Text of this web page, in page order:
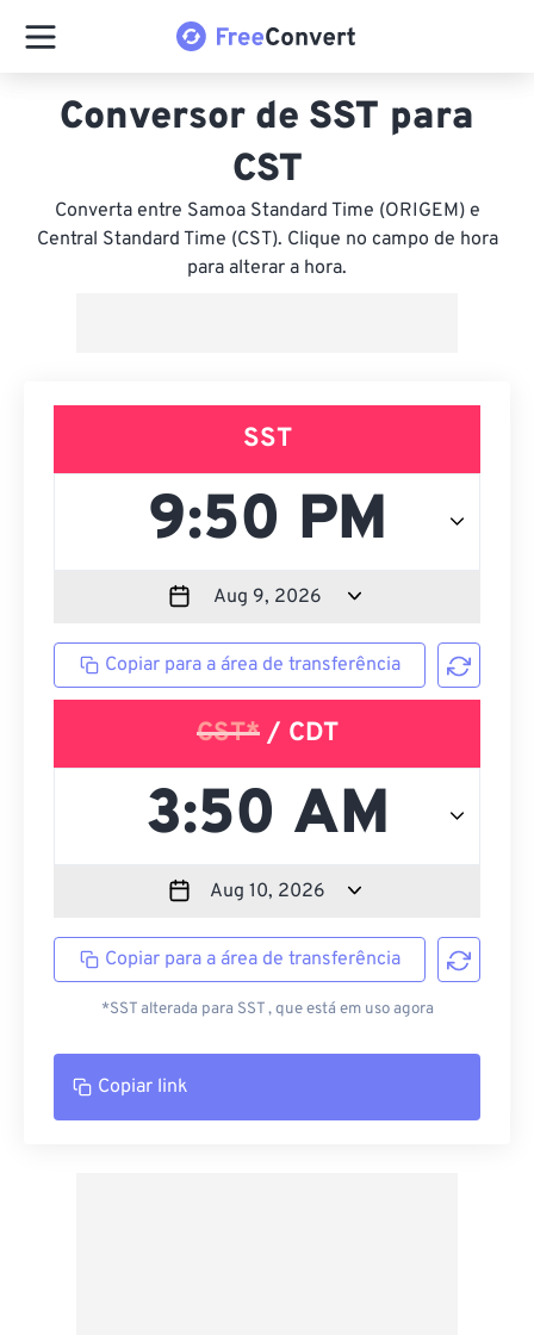
Conversor de SST para
CST
Converta entre Samoa Standard Time (ORIGEM) e
Central Standard Time (CST). Clique no campo de hora
para alterar a hora.
SST
Copiar para a área de transferência
CST*/ CDT
Copiar para a área de transferência
*SST alterada para SST , que está em uso agora
Copiar link